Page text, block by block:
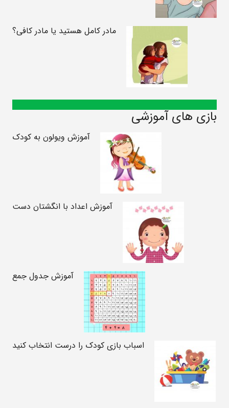
مادر کامل هستید یا مادر کافی؟
بازی های آموزشی
آموزش ویولون به کودک
آموزش اعداد با انگشتان دست
آموزش جدول جمع
اسباب بازی کودک را درست انتخاب کنید